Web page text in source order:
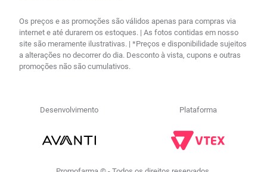
Os preços e as promoções são válidos apenas para compras via
internet e até durarem os estoques. | As fotos contidas em nosso
site são meramente ilustrativas. | *Preços e disponibilidade sujeitos
a alterações no decorrer do dia. Desconto à vista, cupons e outras
promoções não são cumulativos.
Desenvolvimento Plataforma